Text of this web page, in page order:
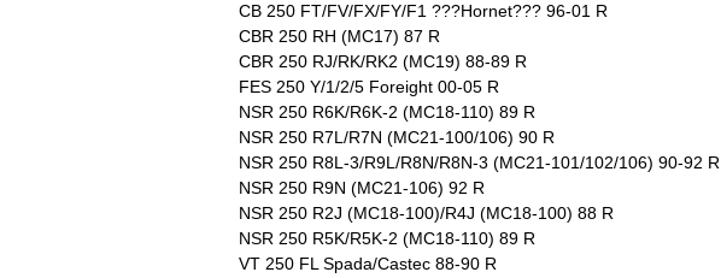
CB 250 FT/FV/FX/FY/F1 ???Hornet??? 96-01 R
CBR 250 RH (MC17) 87 R
CBR 250 RJ/RK/RK2 (MC19) 88-89 R
FES 250 Y/1/2/5 Foreight 00-05 R
NSR 250 R6K/R6K-2 (MC18-110) 89 R
NSR 250 R7L/R7N (MC21-100/106) 90 R
NSR 250 R8L-3/R9L/R8N/R8N-3 (MC21-101/102/106) 90-92 R
NSR 250 R9N (MC21-106) 92 R
NSR 250 R2J (MC18-100)/R4J (MC18-100) 88 R
NSR 250 R5K/R5K-2 (MC18-110) 89 R
VT 250 FL Spada/Castec 88-90 R